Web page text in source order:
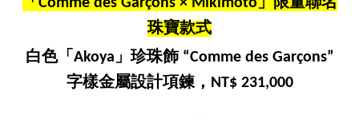
珠寶款式
白色「Akoya」珍珠飾 “Comme des Garçons”
字樣金屬設計項鍊，NT$ 231,000